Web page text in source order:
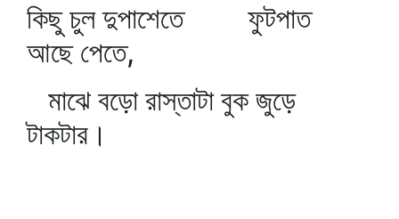
কিছু চুল দুপাশেতে ফুটপাত
আছে পেতে,
মাঝে বড়ো রাস্তাটা বুক জুড়ে
টাকটার।